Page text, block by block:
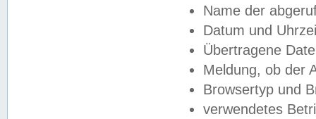
Name der
Datum und
Übertragene
Meldung, ob der
Browsertyp und
verwendetes